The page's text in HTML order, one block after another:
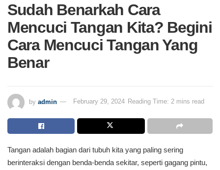
Sudah Benarkah Cara
Mencuci Tangan Kita? Begini
Cara Mencuci Tangan Yang
Benar
by admin February 29, 2024 Reading Time: 2 mins read
Tangan adalah bagian dari tubuh kita yang paling sering
berinteraksi dengan benda-benda sekitar, seperti gagang pintu,